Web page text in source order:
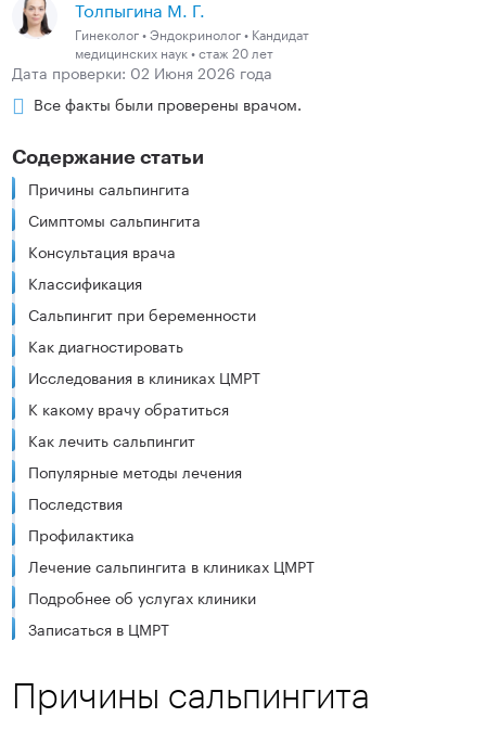
Толпыгина М. Г.
Гинеколог • Эндокринолог • Кандидат
медицинских наук • стаж 20 лет
Дата проверки: 02 Июня 2026 года
Все факты были проверены врачом.
Содержание статьи
Причины сальпингита
Симптомы сальпингита
Консультация врача
Классификация
Сальпингит при беременности
Как диагностировать
Исследования в клиниках ЦМРТ
К какому врачу обратиться
Как лечить сальпингит
Популярные методы лечения
Последствия
Профилактика
Лечение сальпингита в клиниках ЦМРТ
Подробнее об услугах клиники
Записаться в ЦМРТ
Причины сальпингита